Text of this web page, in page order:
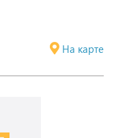
На карте